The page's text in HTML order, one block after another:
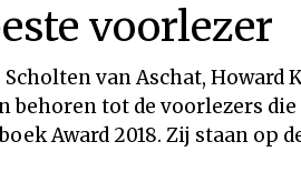
Onze
voorlezer
Scholten van Aschat, Howard
behoren tot de voorlezers
Award 2018. Zij staan op